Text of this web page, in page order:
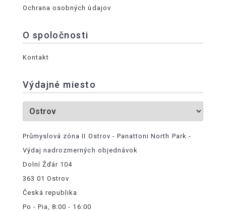
Ochrana osobných údajov
O spoločnosti
Kontakt
Výdajné miesto
Průmyslová zóna II Ostrov - Panattoni North Park -
Výdaj nadrozmerných objednávok
Dolní Žďár 104
363 01 Ostrov
Česká republika
Po - Pia, 8:00 - 16:00